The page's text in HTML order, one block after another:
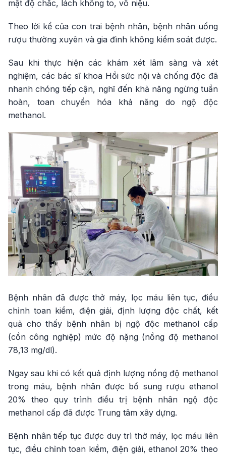
mật độ chắc, lách không to, vô niệu.
Theo lời kể của con trai bệnh nhân, bệnh nhân uống
rượu thường xuyên và gia đình không kiểm soát được.
Sau khi thực hiện các khám xét lâm sàng và xét
nghiệm, các bác sĩ khoa Hồi sức nội và chống độc đã
nhanh chóng tiếp cận, nghĩ đến khả năng ngừng tuần
hoàn, toan chuyển hóa khả năng do ngộ độc
methanol.
Bệnh nhân đã được thở máy, lọc máu liên tục, điều
chỉnh toan kiềm, điện giải, định lượng độc chất, kết
quả cho thấy bệnh nhân bị ngộ độc methanol cấp
(cồn công nghiệp) mức độ nặng (nồng độ methanol
78,13 mg/dl).
Ngay sau khi có kết quả định lượng nồng độ methanol
trong máu, bệnh nhân được bổ sung rượu ethanol
20% theo quy trình điều trị bệnh nhân ngộ độc
methanol cấp đã được Trung tâm xây dựng.
Bệnh nhân tiếp tục được duy trì thở máy, lọc máu liên
tục, điều chỉnh toan kiềm, điện giải, ethanol 20% theo